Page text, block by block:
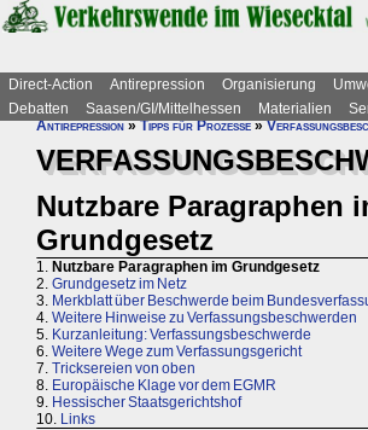
Direct-Action Antirepression Organisierung
Debatten
Saasen/GI/Mittelhessen Materialien
Antirepression»Tipps für Prozesse»
Nutzbare Paragraphen
Grundgesetz
1. Nutzbare Paragraphen im Grundgesetz
2. Grundgesetz im Netz
3. Merkblatt über Beschwerde beim
4. Weitere Hinweise zu Verfassungsbeschwerden
5. Kurzanleitung: Verfassungsbeschwerde
6. Weitere Wege zum Verfassungsgericht
7. Tricksereien von oben
8. Europäische Klage vor dem EGMR
9. Hessischer Staatsgerichtshof
10. Links